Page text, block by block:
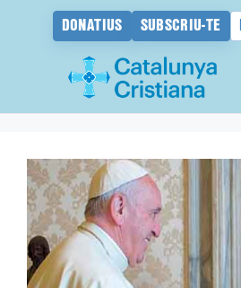
DONATIUS SUBSCRIU-TE
contingut